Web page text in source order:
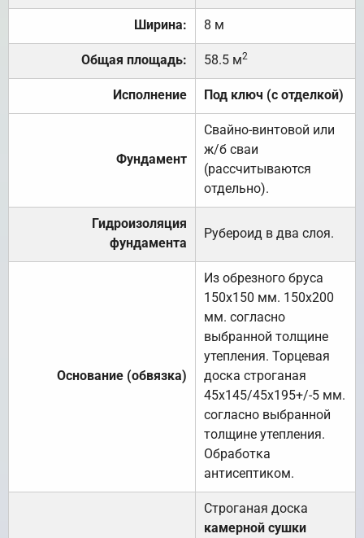
Ширина: 8 м
Общая площадь: 58.5 м2
Исполнение Под ключ (с отделкой)
Фундамент
Свайно-винтовой или
ж/б сваи
(рассчитываются
отдельно).
Гидроизоляция
фундамента
Рубероид в два слоя.
Основание (обвязка)
Из обрезного бруса
150х150 мм. 150х200
мм. согласно
выбранной толщине
утепления. Торцевая
доска строганая
45х145/45х195+/-5 мм.
согласно выбранной
толщине утепления.
Обработка
антисептиком.
Строганая доска
камерной сушки